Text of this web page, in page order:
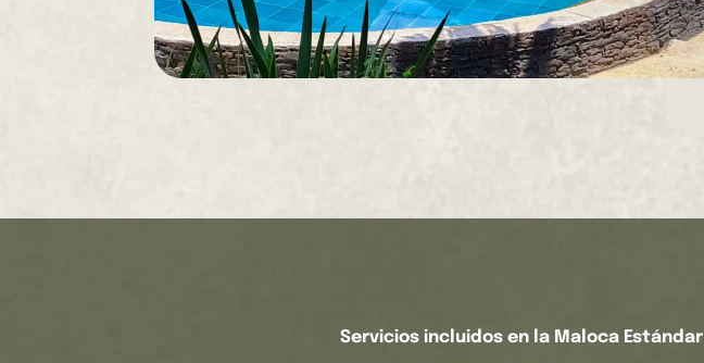
Servicios incluidos en la Maloca Estándar